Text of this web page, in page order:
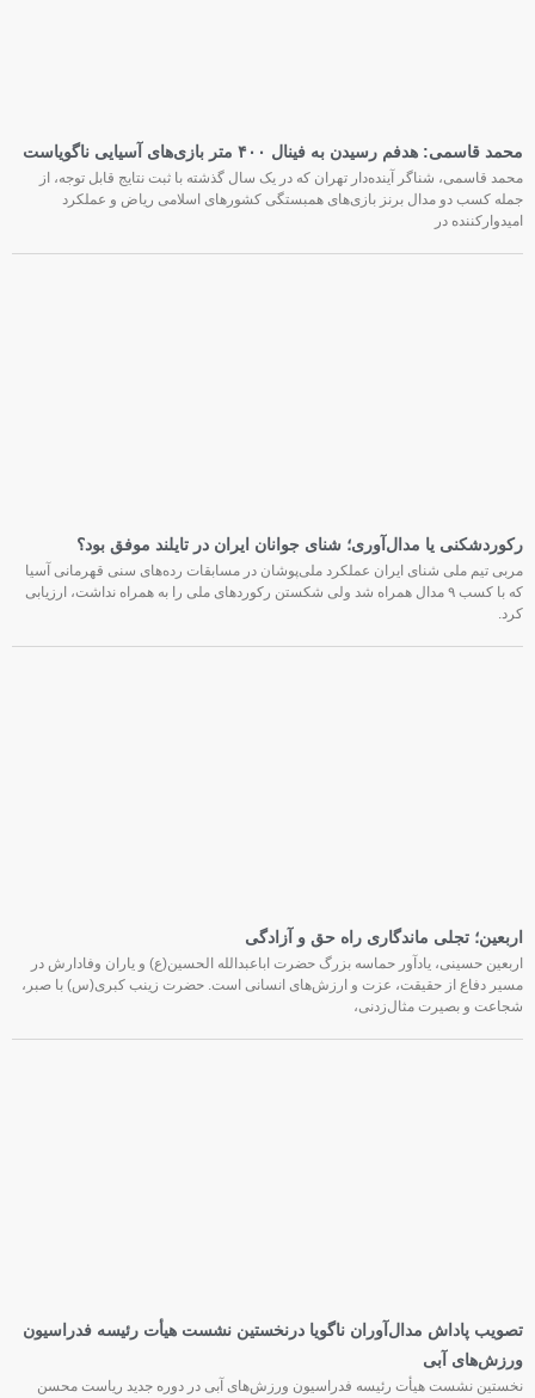
محمد قاسمی: هدفم رسیدن به فینال ۴۰۰ متر بازی‌های آسیایی ناگویاست
محمد قاسمی، شناگر آینده‌دار تهران که در یک سال گذشته با ثبت نتایج قابل توجه، از
جمله کسب دو مدال برنز بازی‌های همبستگی کشورهای اسلامی ریاض و عملکرد
امیدوارکننده در
رکوردشکنی یا مدال‌آوری؛ شنای جوانان ایران در تایلند موفق بود؟
مربی تیم ملی شنای ایران عملکرد ملی‌پوشان در مسابقات رده‌های سنی قهرمانی آسیا
که با کسب ۹ مدال همراه شد ولی شکستن رکوردهای ملی را به همراه نداشت، ارزیابی
کرد.
اربعین؛ تجلی ماندگاری راه حق و آزادگی
اربعین حسینی، یادآور حماسه بزرگ حضرت اباعبدالله الحسین(ع) و یاران وفادارش در
مسیر دفاع از حقیقت، عزت و ارزش‌های انسانی است. حضرت زینب کبری(س) با صبر،
شجاعت و بصیرت مثال‌زدنی،
تصویب پاداش مدال‌آوران ناگویا درنخستین نشست هیأت رئیسه فدراسیون
ورزش‌های آبی
نخستین نشست هیأت رئیسه فدراسیون ورزش‌های آبی در دوره جدید ریاست محسن